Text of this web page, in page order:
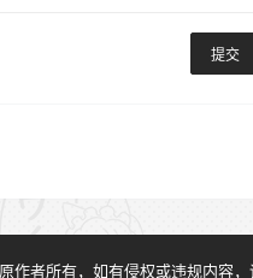
提交
者所有，如有侵权或违规内容，